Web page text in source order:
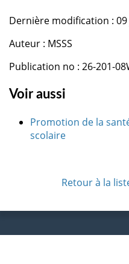
Dernière modification :
Auteur : MSSS
Publication no : 26-201-
Voir aussi
Promotion de la
scolaire
Retour à la